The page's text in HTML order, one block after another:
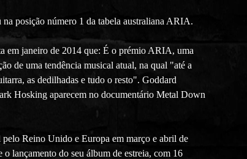
posição número 1 da tabela australiana ARIA.
em janeiro de 2014 que: É o prémio ARIA, uma
de uma tendência musical atual, na qual "até a
as dedilhadas e tudo o resto". Goddard
Hosking aparecem no documentário Metal Down
Reino Unido e Europa em março e abril de
lançamento do seu álbum de estreia, com 16